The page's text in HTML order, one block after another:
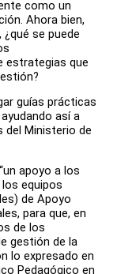
como un
Ahora bien,
se puede
estrategias que
guías prácticas
así a
del Ministerio de
apoyo a los
equipos
de Apoyo
para que, en
de los
gestión de la
lo expresado en
Pedagógico en